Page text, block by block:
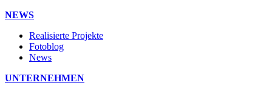
NEWS
Realisierte Projekte
Fotoblog
News
UNTERNEHMEN